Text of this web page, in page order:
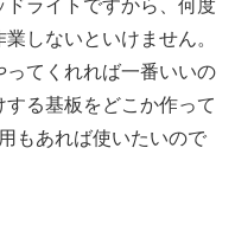
ライトですから、何度
しないといけません。
ってくれれば一番いいの
る基板をどこか作って
もあれば使いたいので